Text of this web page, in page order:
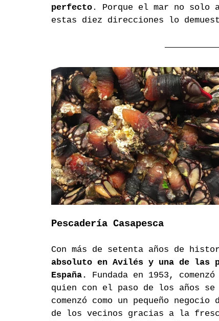
perfecto . Porque el mar no solo
estas diez direcciones lo
Pescadería Casapesca
Con más de setenta años de
absoluto en Avilés y una de las
España.
Fundada en 1953,
quien con el paso de los años
comenzó como un pequeño
de los vecinos gracias a la